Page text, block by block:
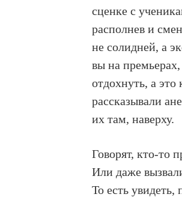
сценке с
располнев и
не солидней, а
вы на
отдохнуть, а
рассказывали
их там, наверху.
Говорят, кто-то
Или даже
То есть